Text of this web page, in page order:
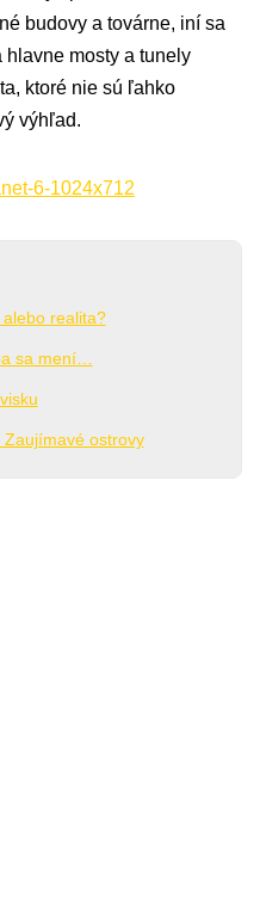
budovy a továrne, iní sa
hlavne mosty a tunely
ktoré nie sú ľahko
výhľad.
realita?
sa mení…
ostrovy